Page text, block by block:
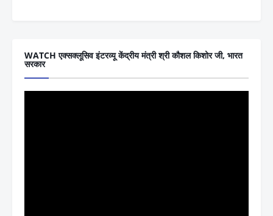
WATCH एक्सक्लूसिव इंटरव्यू केंद्रीय मंत्री श्री कौशल किशोर जी, भारत
सरकार